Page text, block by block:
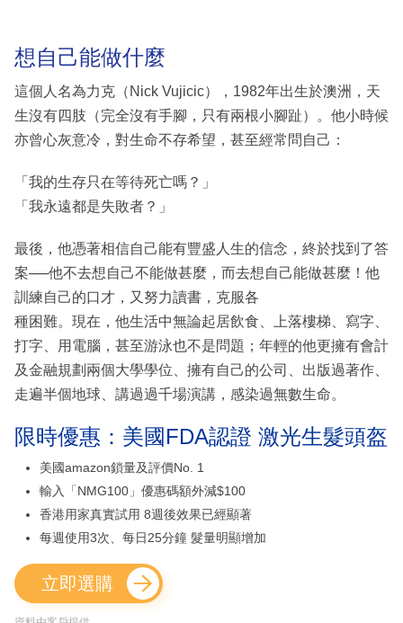
想自己能做什麼
這個人名為力克（Nick Vujicic），1982年出生於澳洲，天
生沒有四肢（完全沒有手腳，只有兩根小腳趾）。他小時候
亦曾心灰意冷，對生命不存希望，甚至經常問自己：
「我的生存只在等待死亡嗎？」
「我永遠都是失敗者？」
最後，他憑著相信自己能有豐盛人生的信念，終於找到了答
案──他不去想自己不能做甚麼，而去想自己能做甚麼！他
訓練自己的口才，又努力讀書，克服各
種困難。現在，他生活中無論起居飲食、上落樓梯、寫字、
打字、用電腦，甚至游泳也不是問題；年輕的他更擁有會計
及金融規劃兩個大學學位、擁有自己的公司、出版過著作、
走遍半個地球、講過過千場演講，感染過無數生命。
限時優惠：美國FDA認證 激光生髮頭盔
美國amazon鎖量及評價No. 1
輸入「NMG100」優惠碼額外減$100
香港用家真實試用 8週後效果已經顯著
每週使用3次、每日25分鐘 髮量明顯增加
立即選購